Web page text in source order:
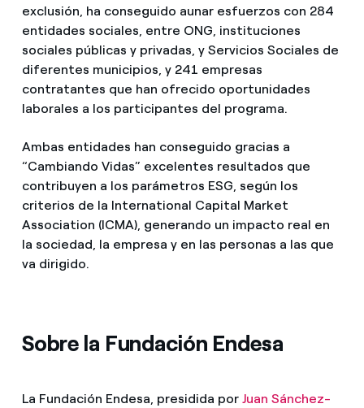
exclusión, ha conseguido aunar esfuerzos con 284
entidades sociales, entre ONG, instituciones
sociales públicas y privadas, y Servicios Sociales de
diferentes municipios, y 241 empresas
contratantes que han ofrecido oportunidades
laborales a los participantes del programa.
Ambas entidades han conseguido gracias a
“Cambiando Vidas” excelentes resultados que
contribuyen a los parámetros ESG, según los
criterios de la International Capital Market
Association (ICMA), generando un impacto real en
la sociedad, la empresa y en las personas a las que
va dirigido.
Sobre la Fundación Endesa
La Fundación Endesa, presidida por Juan Sánchez-